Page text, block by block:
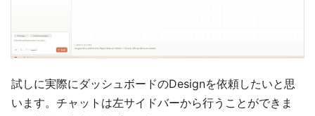
試しに実際にダッシュボードのDesignを依頼したいと思
います。チャットは左サイドバーから行うことができま